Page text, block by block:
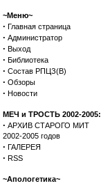
~Меню~
· Главная страница
· Администратор
· Выход
· Библиотека
· Состав РПЦЗ(В)
· Обзоры
· Новости
МЕЧ и ТРОСТЬ 2002-2005:
· АРХИВ СТАРОГО МИТ
2002-2005 годов
· ГАЛЕРЕЯ
· RSS
~Апологетика~